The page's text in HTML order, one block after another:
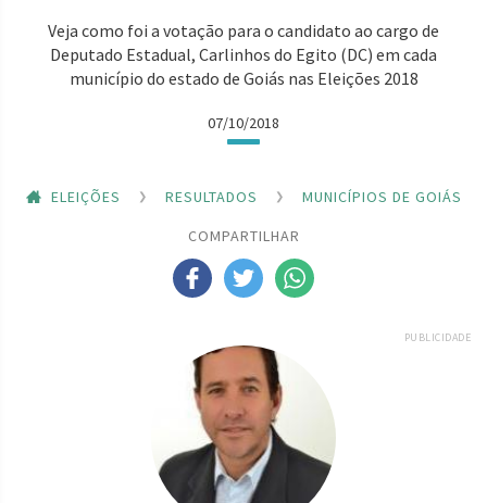
Veja como foi a votação para o candidato ao cargo de
Deputado Estadual, Carlinhos do Egito (DC) em cada
município do estado de Goiás nas Eleições 2018
07/10/2018
ELEIÇÕES RESULTADOS
MUNICÍPIOS DE GOIÁS
COMPARTILHAR
PUBLICIDADE